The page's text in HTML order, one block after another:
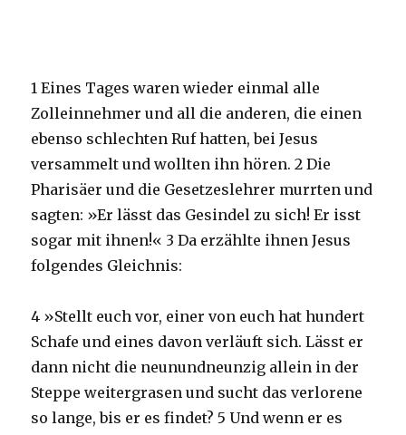
1 Eines Tages waren wieder einmal alle
Zolleinnehmer und all die anderen, die einen
ebenso schlechten Ruf hatten, bei Jesus
versammelt und wollten ihn hören. 2 Die
Pharisäer und die Gesetzeslehrer murrten und
sagten: »Er lässt das Gesindel zu sich! Er isst
sogar mit ihnen!« 3 Da erzählte ihnen Jesus
folgendes Gleichnis:
4 »Stellt euch vor, einer von euch hat hundert
Schafe und eines davon verläuft sich. Lässt er
dann nicht die neunundneunzig allein in der
Steppe weitergrasen und sucht das verlorene
so lange, bis er es findet? 5 Und wenn er es